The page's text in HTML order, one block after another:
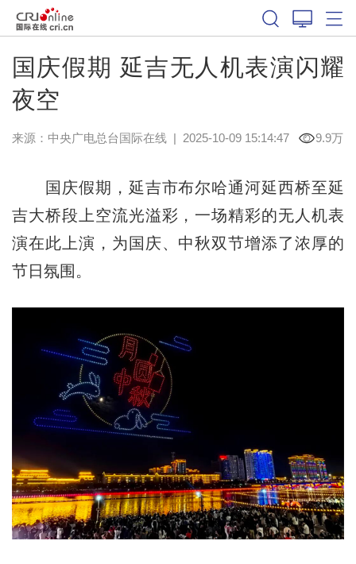
国庆假期 延吉无人机表演闪耀
夜空
来源：中央广电总台国际在线| 2025-10-09 15:14:47 9.9万
国庆假期，延吉市布尔哈通河延西桥至延
吉大桥段上空流光溢彩，一场精彩的无人机表
演在此上演，为国庆、中秋双节增添了浓厚的
节日氛围。